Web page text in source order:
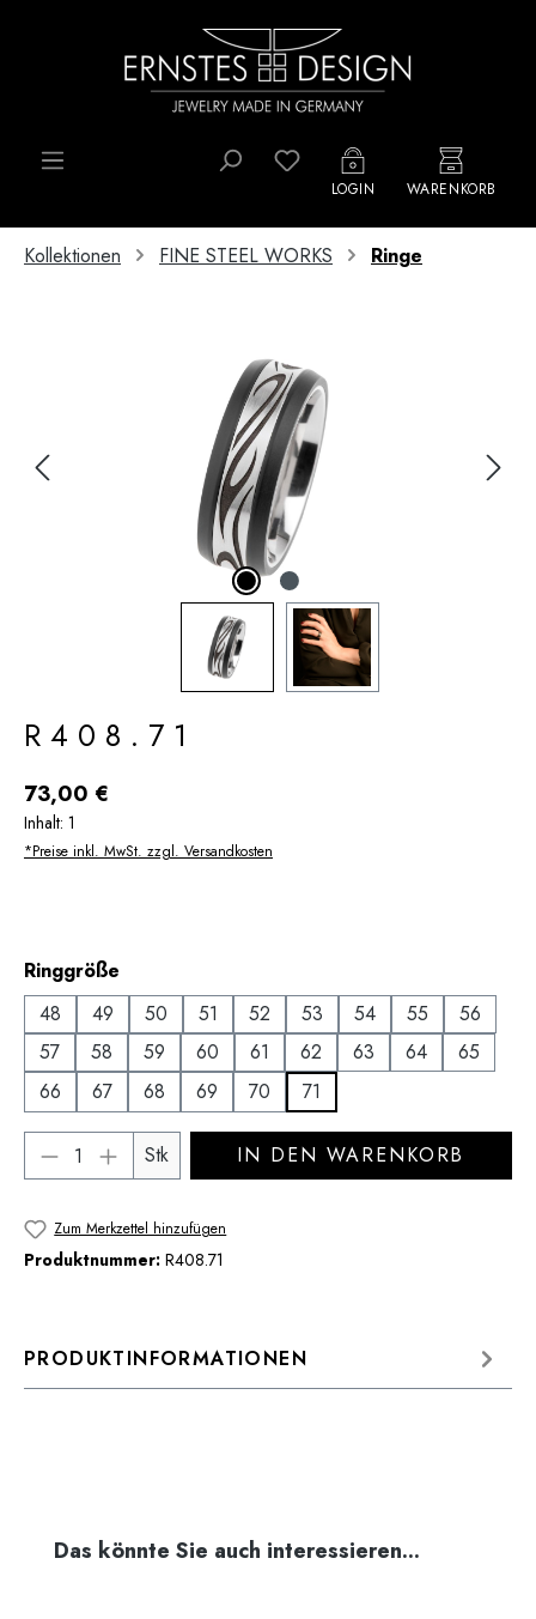
Zum Hauptinhalt springen
Du hast 0 Produkte auf
LOGIN WARENKORB
Kollektionen FINE STEEL WORKS Ringe
R408.71
Regulärer Preis:
73,00 €
Inhalt: 1
*Preise inkl. MwSt. zzgl. Versandkosten
Ringgröße
48
49 50 51 52 53 54 55
56
57
58 59 60 61 62 63 64
65
66
67 68 69 70 71
Produkt Anzahl: Gib den gewünschten
Stk IN DEN WARENKORB
Zum Merkzettel hinzufügen
Produktnummer: R408.71
PRODUKTINFORMATIONEN
Produktgalerie überspringen
Das könnte Sie auch interessieren...